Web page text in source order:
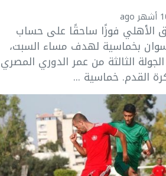
الأهلي فوزًا ساحقًا على حساب
بخماسية لهدف مساء السبت،
الثالثة من عمر الدوري المصري
القدم. خماسية ...